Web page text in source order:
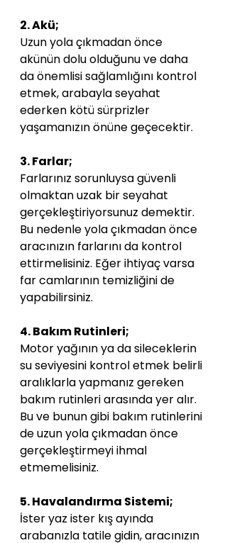
2. Akü;
Uzun yola çıkmadan önce
akünün dolu olduğunu ve daha
da önemlisi sağlamlığını kontrol
etmek, arabayla seyahat
ederken kötü sürprizler
yaşamanızın önüne geçecektir.
3. Farlar;
Farlarınız sorunluysa güvenli
olmaktan uzak bir seyahat
gerçekleştiriyorsunuz demektir.
Bu nedenle yola çıkmadan önce
aracınızın farlarını da kontrol
ettirmelisiniz. Eğer ihtiyaç varsa
far camlarının temizliğini de
yapabilirsiniz.
4. Bakım Rutinleri;
Motor yağının ya da sileceklerin
su seviyesini kontrol etmek belirli
aralıklarla yapmanız gereken
bakım rutinleri arasında yer alır.
Bu ve bunun gibi bakım rutinlerini
de uzun yola çıkmadan önce
gerçekleştirmeyi ihmal
etmemelisiniz.
5. Havalandırma Sistemi;
İster yaz ister kış ayında
arabanızla tatile gidin, aracınızın